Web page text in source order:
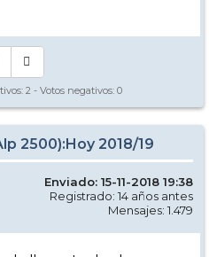
2 - Votos negativos: 0
2500):Hoy 2018/19
Enviado: 15-11-2018 19:38
Registrado: 14 años antes
Mensajes: 1.479